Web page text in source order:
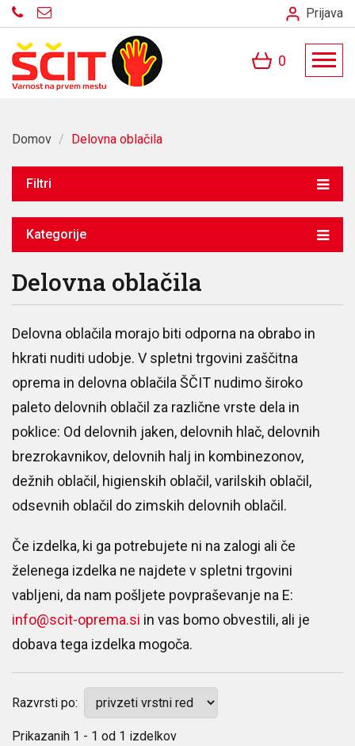
Prijava
0
Domov / Delovna oblačila
Filtri
Kategorije
Delovna oblačila
Delovna oblačila morajo biti odporna na obrabo in
hkrati nuditi udobje. V spletni trgovini zaščitna
oprema in delovna oblačila ŠČIT nudimo široko
paleto delovnih oblačil za različne vrste dela in
poklice: Od delovnih jaken, delovnih hlač, delovnih
brezrokavnikov, delovnih halj in kombinezonov,
dežnih oblačil, higienskih oblačil, varilskih oblačil,
odsevnih oblačil do zimskih delovnih oblačil.
Če izdelka, ki ga potrebujete ni na zalogi ali če
želenega izdelka ne najdete v spletni trgovini
vabljeni, da nam pošljete povpraševanje na E:
info@scit-oprema.si in vas bomo obvestili, ali je
dobava tega izdelka mogoča.
Razvrsti po:
Prikazanih 1 - 1 od 1 izdelkov